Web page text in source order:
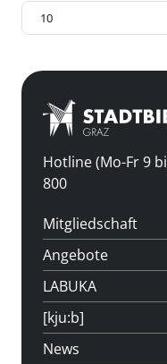
Hotline (Mo-Fr 9
800
Mitgliedschaft
Angebote
LABUKA
[kju:b]
News